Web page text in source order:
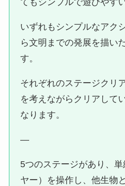
てもシンプルで遊びやす
いずれもシンプルなアク
ら文明までの発展を描い
す。
それぞれのステージクリ
を考えながらクリアして
なります。
—
5つのステージがあり、
ヤー）を操作し、他生物